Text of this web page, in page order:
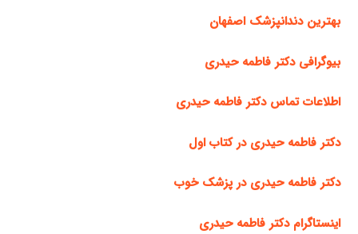
بهترین دندانپزشک اصفهان
بیوگرافی دکتر فاطمه حیدری
اطلاعات تماس دکتر فاطمه حیدری
دکتر فاطمه حیدری در کتاب اول
دکتر فاطمه حیدری در پزشک خوب
اینستاگرام دکتر فاطمه حیدری